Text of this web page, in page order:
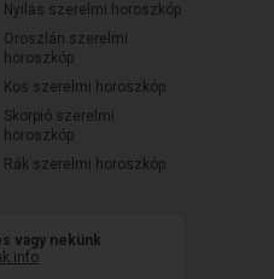
Nyilas szerelmi horoszkóp
Oroszlán szerelmi
horoszkóp
Kos szerelmi horoszkóp
Skorpió szerelmi
horoszkóp
Rák szerelmi horoszkóp
vagy nekünk